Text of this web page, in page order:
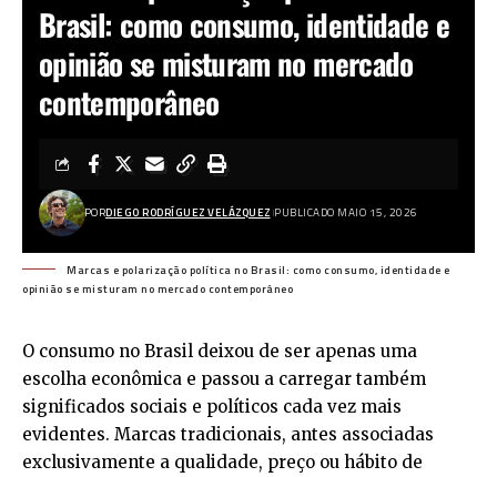
Brasil: como consumo, identidade e
opinião se misturam no mercado
contemporâneo
PORDIEGO RODRÍGUEZ VELÁZQUEZ PUBLICADO MAIO 15, 2026
Marcas e polarização política no Brasil: como consumo, identidade e
opinião se misturam no mercado contemporâneo
O consumo no Brasil deixou de ser apenas uma
escolha econômica e passou a carregar também
significados sociais e políticos cada vez mais
evidentes. Marcas tradicionais, antes associadas
exclusivamente a qualidade, preço ou hábito de